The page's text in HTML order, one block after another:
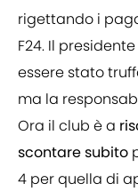
rigettando i
F24. Il presidente
essere stato
ma la
Ora il club è a
scontare subito
4 per quella di